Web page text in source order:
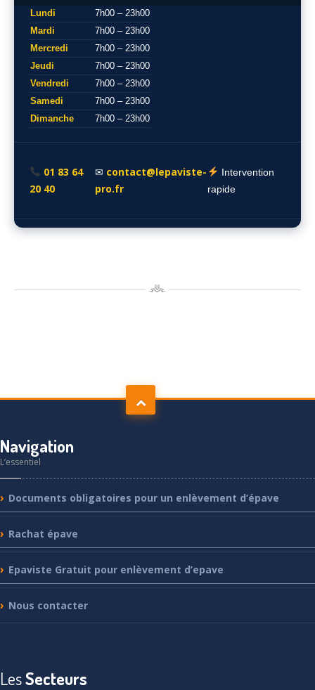
Lundi
7h00 – 23h00
Mardi
7h00 – 23h00
Mercredi
7h00 – 23h00
Jeudi
7h00 – 23h00
Vendredi
7h00 – 23h00
Samedi
7h00 – 23h00
Dimanche
7h00 – 23h00
01 83 64
20 40
✉ contact@lepaviste-
pro.fr
Intervention
rapide
Navigation
L’essentiel
Documents obligatoires pour un enlèvement d’épave
Rachat épave
Epaviste Gratuit pour enlèvement d’epave
Nous contacter
LesSecteurs